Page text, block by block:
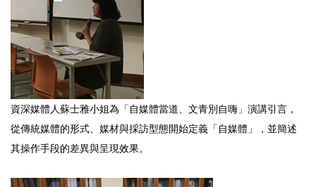
資深媒體人蘇士雅小姐為「自媒體當道、文青別自嗨」演講引言，
從傳統媒體的形式、媒材與採訪型態開始定義「自媒體」，並簡述
其操作手段的差異與呈現效果。